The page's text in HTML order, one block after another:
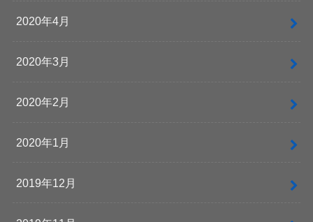
2020年4月
2020年3月
2020年2月
2020年1月
2019年12月